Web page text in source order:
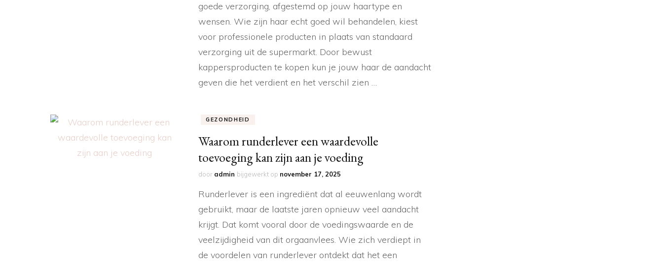
goede verzorging, afgestemd op jouw haartype en
wensen. Wie zijn haar echt goed wil behandelen, kiest
voor professionele producten in plaats van standaard
verzorging uit de supermarkt. Door bewust
kappersproducten te kopen kun je jouw haar de aandacht
geven die het verdient en het verschil zien …
GEZONDHEID
Waarom runderlever een waardevolle
toevoeging kan zijn aan je voeding
door admin bijgewerkt op november 17, 2025
Runderlever is een ingrediënt dat al eeuwenlang wordt
gebruikt, maar de laatste jaren opnieuw veel aandacht
krijgt. Dat komt vooral door de voedingswaarde en de
veelzijdigheid van dit orgaanvlees. Wie zich verdiept in
de voordelen van runderlever ontdekt dat het een